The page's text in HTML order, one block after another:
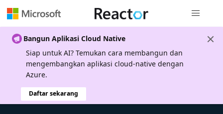
Bangun Aplikasi Cloud Native
Siap untuk AI? Temukan cara membangun dan
mengembangkan aplikasi cloud-native dengan
Azure.
Daftar sekarang